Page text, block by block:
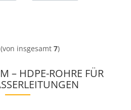
insgesamt 7)
– HDPE-ROHRE FÜR